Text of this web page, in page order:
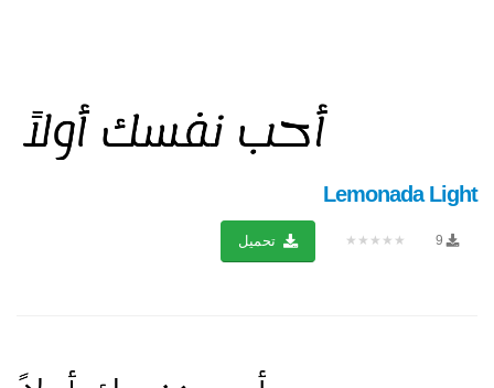
Lemonada Light
9
★★★★★ تحميل